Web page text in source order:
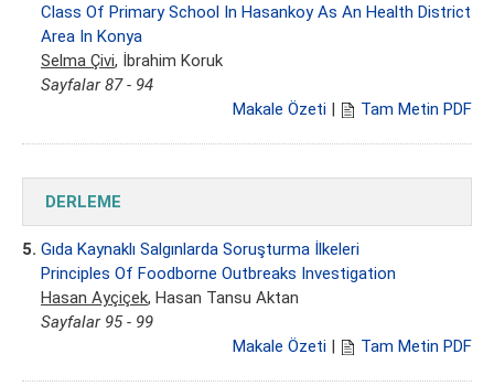
Class Of Primary School In Hasankoy As An Health District
Area In Konya
Selma Çivi, İbrahim Koruk
Sayfalar 87 - 94
Makale Özeti | Tam Metin PDF
DERLEME
5. Gıda Kaynaklı Salgınlarda Soruşturma İlkeleri
Principles Of Foodborne Outbreaks Investigation
Hasan Ayçiçek, Hasan Tansu Aktan
Sayfalar 95 - 99
Makale Özeti | Tam Metin PDF